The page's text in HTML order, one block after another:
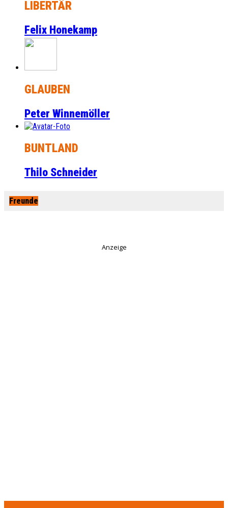
LIBERTÄR
Felix Honekamp
GLAUBEN
Peter Winnemöller
BUNTLAND
Thilo Schneider
Freunde
Anzeige